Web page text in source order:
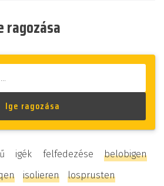
ragozása
igék felfedezése belobigen
isolieren
losprusten